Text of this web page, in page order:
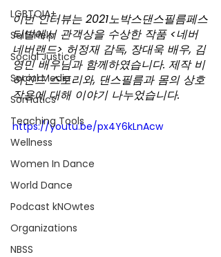
LGBTQIA+
Self-Help
Social Justice
Social Media
Somatics
Teaching Tools
Wellness
Women In Dance
World Dance
Podcast kNOwtes
Organizations
NBSS
이번 인터뷰는 2021노박스댄스필름페스
티벌에서 관객상을 수상한 작품 <네버
네버랜드> 허정재 감독, 장대욱 배우, 김
영민 배우님과 함께하였습니다. 제작 비
하인드 스토리와, 댄스필름과 몸의 상호
작용에 대해 이야기 나누었습니다.
https://youtu.be/px4Y6kLnAcw